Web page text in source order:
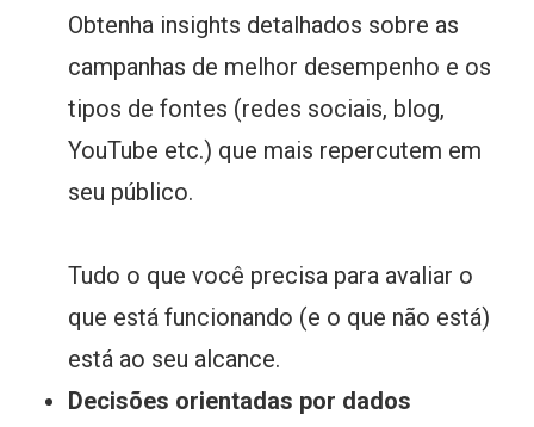
Obtenha insights detalhados sobre as
campanhas de melhor desempenho e os
tipos de fontes (redes sociais, blog,
YouTube etc.) que mais repercutem em
seu público.
Tudo o que você precisa para avaliar o
que está funcionando (e o que não está)
está ao seu alcance.
Decisões orientadas por dados